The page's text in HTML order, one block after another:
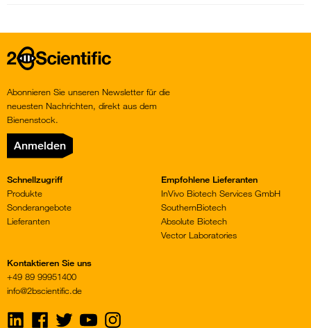
Home
Abonnieren Sie unseren Newsletter für die
neuesten Nachrichten, direkt aus dem
Bienenstock.
Anmelden
Schnellzugriff
Produkte
Sonderangebote
Lieferanten
Empfohlene Lieferanten
InVivo Biotech Services GmbH
SouthernBiotech
Absolute Biotech
Vector Laboratories
Kontaktieren Sie uns
+49 89 99951400
info@2bscientific.de
Visit
us
Visit
Visit
us
Visit
us
Visit
us